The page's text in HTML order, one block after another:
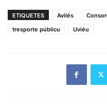
ETIQUETES Avilés
tresporte públicu
Uviéu